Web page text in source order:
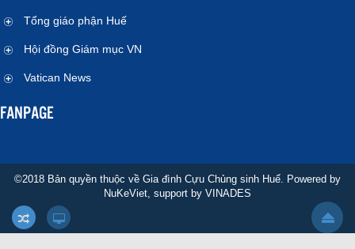
Tổng giáo phận Huế
Hội đồng Giám mục VN
Vatican News
FANPAGE
©2018 Bản quyền thuộc về Gia đình Cựu Chủng sinh Huế. Powered by
NuKeViet, support by VINADES